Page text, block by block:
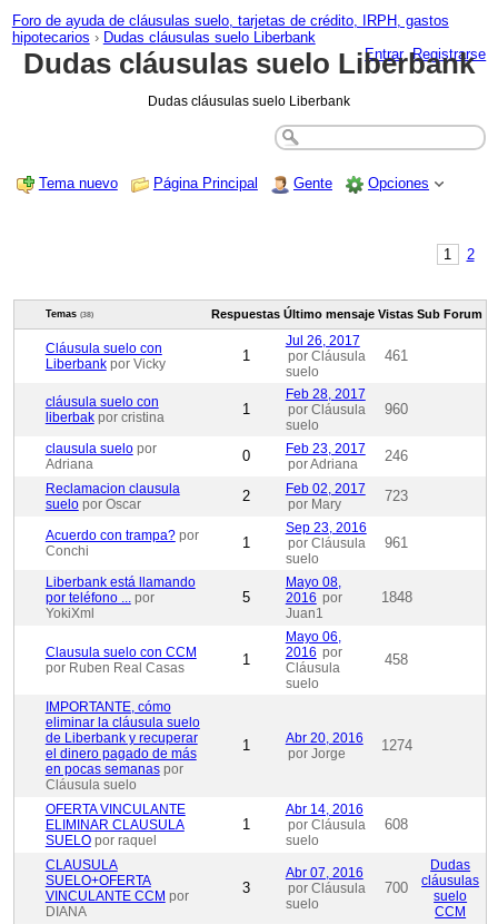
Foro de ayuda de cláusulas suelo, tarjetas de crédito, IRPH, gastos
hipotecarios › Dudas cláusulas suelo Liberbank
Entrar Registrarse
Dudas cláusulas suelo Liberbank
Dudas cláusulas suelo Liberbank
Tema nuevo Página Principal Gente Opciones
1 2
Temas (38) Respuestas Último mensaje Vistas Sub Forum
Cláusula suelo con
Liberbank por Vicky 1
Jul 26, 2017
por Cláusula
suelo
461
cláusula suelo con
liberbak por cristina 1
Feb 28, 2017
por Cláusula
suelo
960
clausula suelo por
Adriana
0
Feb 23, 2017
por Adriana
246
Reclamacion clausula
suelo por Oscar 2
Feb 02, 2017
por Mary
723
Acuerdo con trampa? por
Conchi
1
Sep 23, 2016
por Cláusula
suelo
961
Liberbank está llamando
por teléfono ... por
YokiXml
5
Mayo 08,
2016 por
Juan1
1848
Clausula suelo con CCM
por Ruben Real Casas
1
Mayo 06,
2016 por
Cláusula
suelo
458
IMPORTANTE, cómo
eliminar la cláusula suelo
de Liberbank y recuperar
el dinero pagado de más
en pocas semanas por
Cláusula suelo
1
Abr 20, 2016
por Jorge
1274
OFERTA VINCULANTE
ELIMINAR CLAUSULA
SUELO por raquel
1
Abr 14, 2016
por Cláusula
suelo
608
CLAUSULA
SUELO+OFERTA
VINCULANTE CCM por
DIANA
3
Abr 07, 2016
por Cláusula
suelo
700
Dudas
cláusulas
suelo
CCM